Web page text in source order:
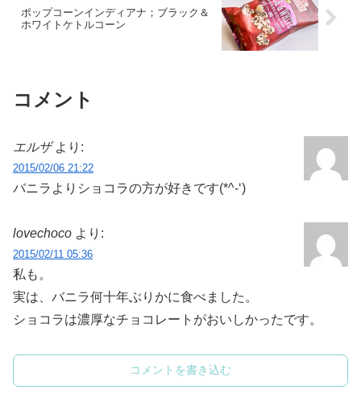
ポップコーンインディアナ；ブラック＆
ホワイトケトルコーン
コメント
エルザ より:
2015/02/06 21:22
バニラよりショコラの方が好きです(*^-‘)
lovechoco より:
2015/02/11 05:36
私も。
実は、バニラ何十年ぶりかに食べました。
ショコラは濃厚なチョコレートがおいしかったです。
コメントを書き込む